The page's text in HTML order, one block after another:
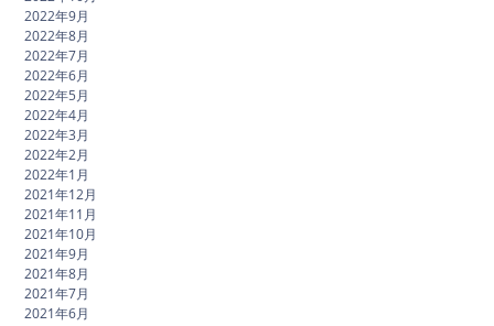
2022年9月
2022年8月
2022年7月
2022年6月
2022年5月
2022年4月
2022年3月
2022年2月
2022年1月
2021年12月
2021年11月
2021年10月
2021年9月
2021年8月
2021年7月
2021年6月